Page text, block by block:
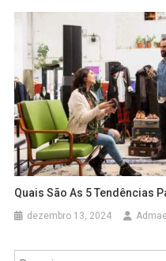
Quais São As 5 Tendências
dezembro 13, 2024